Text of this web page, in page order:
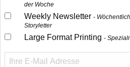
der Woche
Weekly Newsletter
Storyletter
Large Format Printing